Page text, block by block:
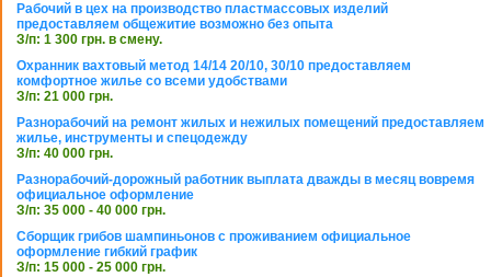
Рабочий в цех на производство пластмассовых изделий
предоставляем общежитие возможно без опыта
З/п: 1 300 грн. в смену.
Охранник вахтовый метод 14/14 20/10, 30/10 предоставляем
комфортное жилье со всеми удобствами
З/п: 21 000 грн.
Разнорабочий на ремонт жилых и нежилых помещений предоставляем
жилье, инструменты и спецодежду
З/п: 40 000 грн.
Разнорабочий-дорожный работник выплата дважды в месяц вовремя
официальное оформление
З/п: 35 000 - 40 000 грн.
Сборщик грибов шампиньонов с проживанием официальное
оформление гибкий график
З/п: 15 000 - 25 000 грн.